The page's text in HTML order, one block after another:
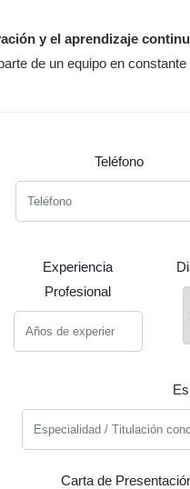
y el aprendizaje
de un equipo en
Teléfono
Experiencia
Profesional
Carta de